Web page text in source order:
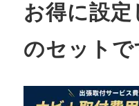
お得に設定
のセットで